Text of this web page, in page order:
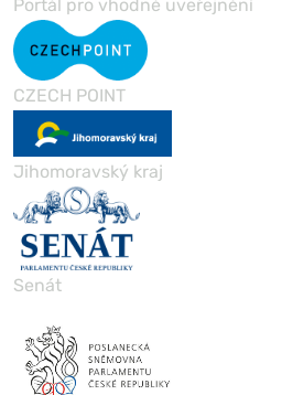
Portál pro vhodné uveřejnění
CZECH POINT
Jihomoravský kraj
Senát